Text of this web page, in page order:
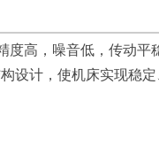
度高，噪音低，传动
设计，使机床实现稳